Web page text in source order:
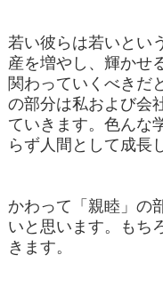
若い彼らは若いとい
産を増やし、輝かせ
関わっていくべきだ
の部分は私および会
ていきます。色んな
らず人間として成長
かわって「親睦」の
いと思います。もち
きます。